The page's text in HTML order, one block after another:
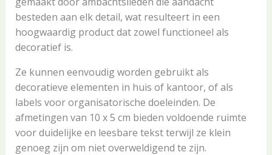
besteden aan elk detail, wat resulteert in een
hoogwaardig product dat zowel functioneel als
decoratief is.
Ze kunnen eenvoudig worden gebruikt als
decoratieve elementen in huis of kantoor, of als
labels voor organisatorische doeleinden. De
afmetingen van 10 x 5 cm bieden voldoende ruimte
voor duidelijke en leesbare tekst terwijl ze klein
genoeg zijn om niet overweldigend te zijn.